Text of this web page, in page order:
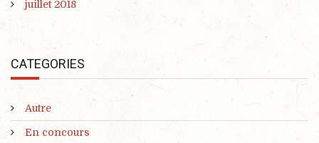
juillet 2018
CATEGORIES
Autre
En concours